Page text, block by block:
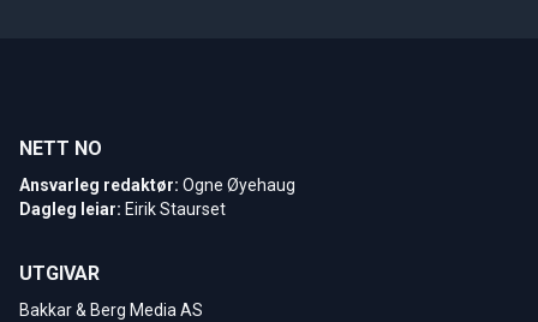
NETT NO
Ansvarleg redaktør: Ogne Øyehaug
Dagleg leiar: Eirik Staurset
UTGIVAR
Bakkar & Berg Media AS